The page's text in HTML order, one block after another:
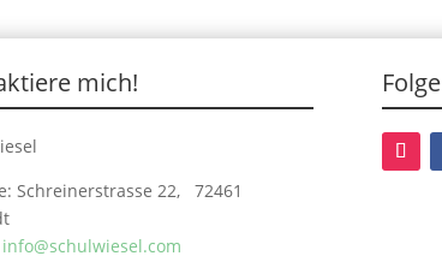
mich!
Schreinerstrasse 22, 72461
info@schulwiesel.com